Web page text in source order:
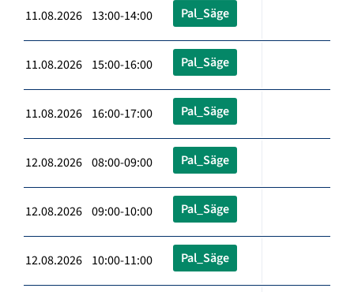
11.08.2026 13:00-14:00 Pal_Säge
11.08.2026 15:00-16:00 Pal_Säge
11.08.2026 16:00-17:00 Pal_Säge
12.08.2026 08:00-09:00 Pal_Säge
12.08.2026 09:00-10:00 Pal_Säge
12.08.2026 10:00-11:00 Pal_Säge